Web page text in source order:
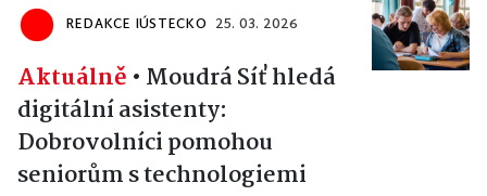
REDAKCE IÚSTECKO 25. 03. 2026
Aktuálně • Moudrá Síť hledá
digitální asistenty:
Dobrovolníci pomohou
seniorům s technologiemi